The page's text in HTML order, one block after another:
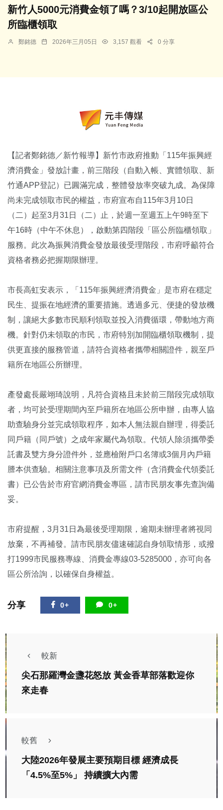
新竹人5000元消費金領了嗎？3/10起開放區公
所臨櫃領取
鄭銘德 2026年三月05日 3,157 觀看 0 分享
【記者鄭銘德／新竹報導】新竹市政府推動「115年振興經
濟消費金」發放計畫，前三階段（自動入帳、實體領取、新
竹通APP登記）已圓滿完成，整體發放率突破九成。為保障
尚未完成領取市民的權益，市府宣布自115年3月10日
（二）起至3月31日（二）止，於週一至週五上午9時至下
午16時（中午不休息），啟動第四階段「區公所臨櫃領取」
服務。此次為振興消費金發放最後受理階段，市府呼籲符合
資格者務必把握期限辦理。
市長高虹安表示，「115年振興經濟消費金」是市府在穩定
民生、提振在地經濟的重要措施。透過多元、便捷的發放機
制，讓絕大多數市民順利領取並投入消費循環，帶動地方商
機。針對仍未領取的市民，市府特別加開臨櫃領取機制，提
供更直接的服務管道，請符合資格者攜帶相關證件，親至戶
籍所在地區公所辦理。
產發處長嚴翊琦說明，凡符合資格且未於前三階段完成領取
者，均可於受理期間內至戶籍所在地區公所申辦，由專人協
助查驗身分並完成領取程序，如本人無法親自辦理，得委託
同戶籍（同戶號）之成年家屬代為領取。代領人除須攜帶委
託書及雙方身分證件外，並應檢附戶口名簿或3個月內戶籍
謄本供查驗。相關注意事項及所需文件（含消費金代領委託
書）已公告於市府官網消費金專區，請市民朋友事先查詢備
妥。
市府提醒，3月31日為最後受理期限，逾期未辦理者將視同
放棄，不再補發。請市民朋友儘速確認自身領取情形，或撥
打1999市民服務專線、消費金專線03-5285000，亦可向各
區公所洽詢，以確保自身權益。
分享 0+ 0+
較新
尖石那羅灣金盞花怒放 黃金香草部落歡迎你
來走春
較舊
大陸2026年發展主要預期目標 經濟成長
「4.5%至5%」 持續擴大內需